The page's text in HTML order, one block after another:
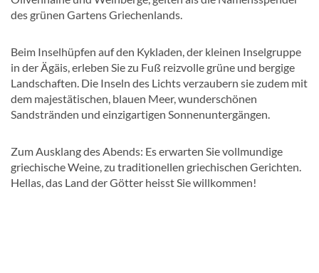
des grünen Gartens Griechenlands.
Beim Inselhüpfen auf den Kykladen, der kleinen Inselgruppe
in der Ägäis, erleben Sie zu Fuß reizvolle grüne und bergige
Landschaften. Die Inseln des Lichts verzaubern sie zudem mit
dem majestätischen, blauen Meer, wunderschönen
Sandstränden und einzigartigen Sonnenuntergängen.
Zum Ausklang des Abends: Es erwarten Sie vollmundige
griechische Weine, zu traditionellen griechischen Gerichten.
Hellas, das Land der Götter heisst Sie willkommen!